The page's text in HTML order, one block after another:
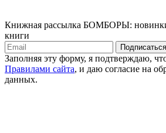
Книжная рассылка БОМБОРЫ:
книги
Подписаться
Заполняя эту форму, я подтверждаю,
Правилами сайта, и даю согласие на
данных.